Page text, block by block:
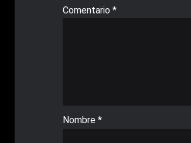
Comentario *
Nombre *